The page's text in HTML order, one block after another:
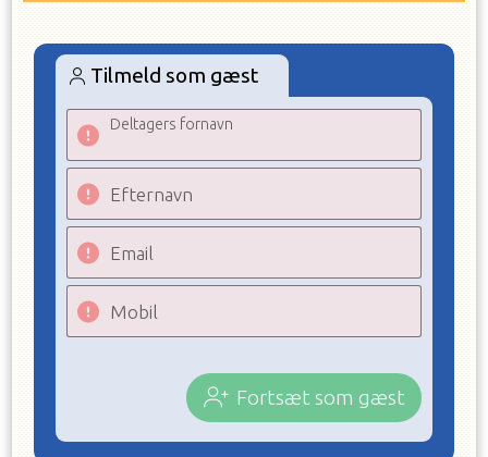
Tilmeld som gæst
Deltagers fornavn
Efternavn
Email
Mobil
Fortsæt som gæst